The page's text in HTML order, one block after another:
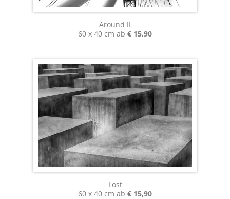
Around II
60 x 40 cm ab € 15,90
Lost
60 x 40 cm ab € 15,90